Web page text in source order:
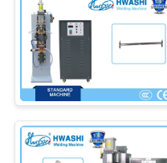
CASI
RICHIEDA
UNA
CITAZIONE